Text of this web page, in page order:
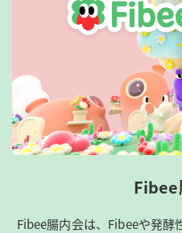
Fibee
Fibee腸内会は、​Fibeeや発酵